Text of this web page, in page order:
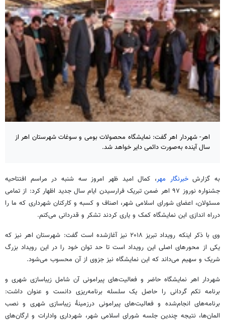
اهر- شهردار اهر گفت: نمایشگاه محصولات بومی و سوغات شهرستان اهر از
سال آینده به‌صورت دائمی دایر خواهد شد.
به گزارشخبرنگار مهر، کمال امید ظهر امروز سه شنبه در مراسم افتتاحیه
جشنواره نوروز ۹۷ اهر ضمن تبریک فرارسیدن ایام سال جدید اظهار کرد: از تمامی
مسئولان، اعضای شورای اسلامی شهر، اصناف و کسبه و کارکنان شهرداری که ما را
درراه اندازی این نمایشگاه کمک و یاری کردند تشکر و قدردانی می‌کنم.
وی با ذکر اینکه رویداد تبریز ۲۰۱۸ نیز آغازشده است گفت: شهرستان اهر نیز که
یکی از محورهای اصلی این رویداد است تا حد توان خود را در این رویداد بزرگ
شریک و سهیم می‌داند که این نمایشگاه نیز جزوی از آن محسوب می‌شود.
شهردار اهر نمایشگاه حاضر و فعالیت‌های پیرامونی آن شامل زیباسازی شهری و
برنامه تکم گردانی را حاصل یک سلسله برنامه‌ریزی دانست و عنوان داشت:
برنامه‌های انجام‌شده و فعالیت‌های پیرامونی درزمینهٔ زیباسازی شهری و نصب
المان‌ها، نتیجه چندین جلسه شورای اسلامی شهر، شهرداری وادارات و ارگان‌های